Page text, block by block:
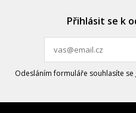
Přihlásit se k
Odesláním formuláře souhlasíte se